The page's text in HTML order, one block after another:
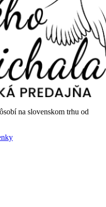
na slovenskom trhu od